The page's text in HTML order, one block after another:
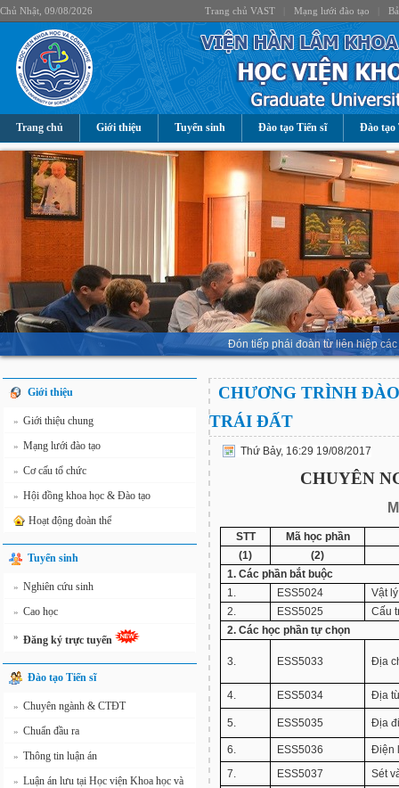
Chủ Nhật, 09/08/2026 Trang chủ VAST Mạng lưới đào tạo
Trang chủ Giới thiệu Tuyển sinh Đào tạo Tiến sĩ Đào tạo
Đón tiếp phái đoàn từ liên hiệp
Giới thiệu
» Giới thiệu chung
» Mạng lưới đào tạo
» Cơ cấu tổ chức
» Hội đồng khoa học & Đào tạo
Hoạt động đoàn thể
Tuyển sinh
» Nghiên cứu sinh
» Cao học
» Đăng ký trực tuyến
Đào tạo Tiến sĩ
» Chuyên ngành & CTĐT
» Chuẩn đầu ra
» Thông tin luận án
» Luận án lưu tại Học viện Khoa học và
CHƯƠNG TRÌNH
TRÁI ĐẤT
Thứ Bảy, 16:29 19/08/2017
CHUYÊN
STT
Mã học phần
(1)
(2)
1. Các phần bắt buộc
1.
ESS5024
Vật
2.
ESS5025
Cấu
2. Các học phần tự chọn
3. ESS5033 Địa
4. ESS5034 Địa
5. ESS5035 Địa
6. ESS5036
Điện
7.
ESS5037
Sét